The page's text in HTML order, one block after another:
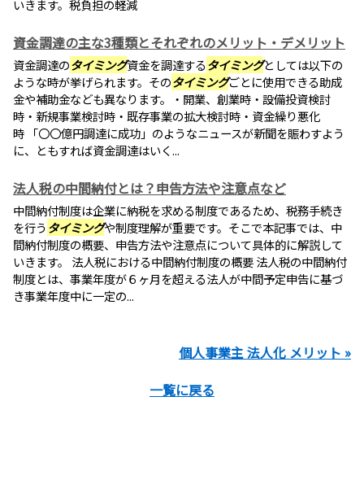
いきます。税負担の軽減
資金調達の主な3種類とそれぞれのメリット・デメリット
資金調達のタイミング資金を調達するタイミングとしては以下の
ような時が挙げられます。そのタイミングごとに使用できる助成
金や補助金なども異なります。・開業、創業時・設備投資検討
時・新規事業検討時・既存事業の拡大検討時・資金繰り悪化
時 「〇〇億円調達に成功」のようなニュースが新聞を賑わすよう
に、ともすれば資金調達はいく...
法人税の中間納付とは？申告方法や注意点など
中間納付制度は企業に納税を求める制度であるため、税務手続き
を行うタイミングや制度理解が重要です。そこで本記事では、中
間納付制度の概要、申告方法や注意点について具体的に解説して
いきます。 法人税における中間納付制度の概要 法人税の中間納付
制度とは、事業年度が６ヶ月を超える法人が中間予定申告に基づ
き事業年度中に一定の...
個人事業主 法人化 メリット »
一覧に戻る